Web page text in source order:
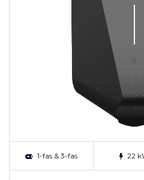
1-fas & 3-fas 22